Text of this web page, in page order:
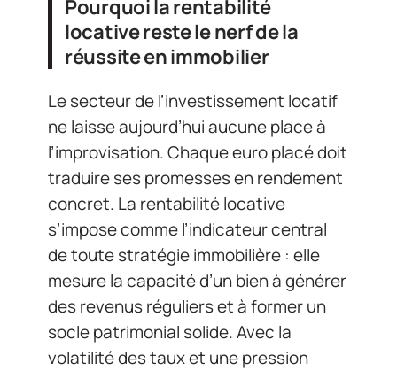
Pourquoi la rentabilité
locative reste le nerf de la
réussite en immobilier
Le secteur de l’investissement locatif
ne laisse aujourd’hui aucune place à
l’improvisation. Chaque euro placé doit
traduire ses promesses en rendement
concret. La rentabilité locative
s’impose comme l’indicateur central
de toute stratégie immobilière : elle
mesure la capacité d’un bien à générer
des revenus réguliers et à former un
socle patrimonial solide. Avec la
volatilité des taux et une pression